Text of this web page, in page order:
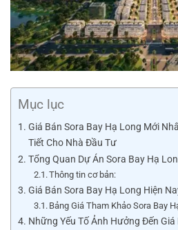
Mục lục
Giá Bán Sora Bay Hạ Long Mới
Tiết Cho Nhà Đầu Tư
Tổng Quan Dự Án Sora Bay Hạ
Thông tin cơ bản:
Giá Bán Sora Bay Hạ Long Hiện
Bảng Giá Tham Khảo Sora Bay
Những Yếu Tố Ảnh Hưởng Đến